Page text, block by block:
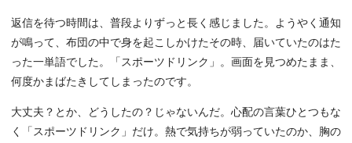
返信を待つ時間は、普段よりずっと長く感じました。ようやく通知
が鳴って、布団の中で身を起こしかけたその時、届いていたのはた
った一単語でした。「スポーツドリンク」。画面を見つめたまま、
何度かまばたきしてしまったのです。
大丈夫？とか、どうしたの？じゃないんだ。心配の言葉ひとつもな
く「スポーツドリンク」だけ。熱で気持ちが弱っていたのか、胸の